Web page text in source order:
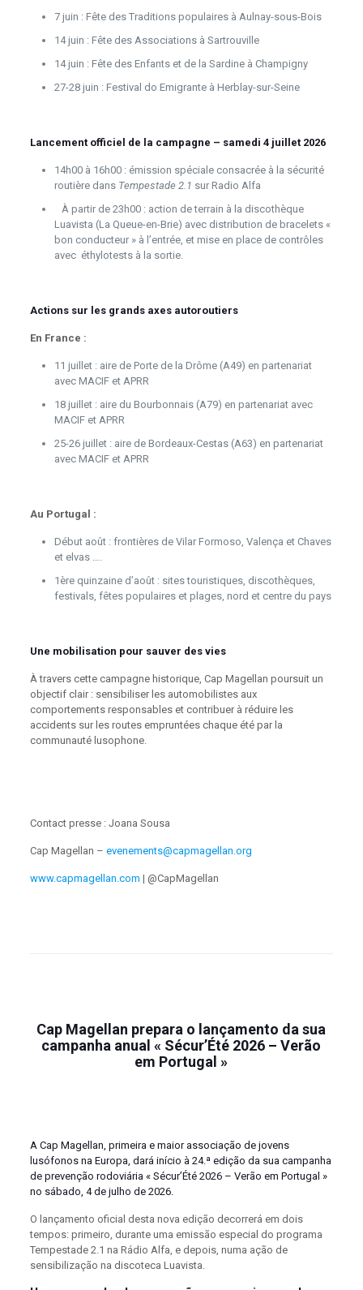
7 juin : Fête des Traditions populaires à Aulnay-sous-Bois
14 juin : Fête des Associations à Sartrouville
14 juin : Fête des Enfants et de la Sardine à Champigny
27-28 juin : Festival do Emigrante à Herblay-sur-Seine
Lancement officiel de la campagne – samedi 4 juillet 2026
14h00 à 16h00 : émission spéciale consacrée à la sécurité
routière dans Tempestade 2.1 sur Radio Alfa
À partir de 23h00 : action de terrain à la discothèque
Luavista (La Queue-en-Brie) avec distribution de bracelets «
bon conducteur » à l’entrée, et mise en place de contrôles
avec éthylotests à la sortie.
Actions sur les grands axes autoroutiers
En France :
11 juillet : aire de Porte de la Drôme (A49) en partenariat
avec MACIF et APRR
18 juillet : aire du Bourbonnais (A79) en partenariat avec
MACIF et APRR
25-26 juillet : aire de Bordeaux-Cestas (A63) en partenariat
avec MACIF et APRR
Au Portugal :
Début août : frontières de Vilar Formoso, Valença et Chaves
et elvas ….
1ère quinzaine d’août : sites touristiques, discothèques,
festivals, fêtes populaires et plages, nord et centre du pays
Une mobilisation pour sauver des vies
À travers cette campagne historique, Cap Magellan poursuit un
objectif clair : sensibiliser les automobilistes aux
comportements responsables et contribuer à réduire les
accidents sur les routes empruntées chaque été par la
communauté lusophone.
Contact presse : Joana Sousa
Cap Magellan – evenements@capmagellan.org
www.capmagellan.com | @CapMagellan
Cap Magellan prepara o lançamento da sua
campanha anual« Sécur’Été 2026 – Verão
em Portugal »
A Cap Magellan, primeira e maior associação de jovens
lusófonos na Europa, dará início à 24.ª edição da sua campanha
de prevenção rodoviária « Sécur’Été 2026 – Verão em Portugal »
no sábado, 4 de julho de 2026.
O lançamento oficial desta nova edição decorrerá em dois
tempos: primeiro, durante uma emissão especial do programa
Tempestade 2.1 na Rádio Alfa, e depois, numa ação de
sensibilização na discoteca Luavista.